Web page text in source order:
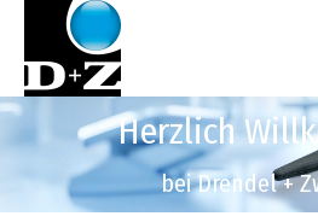
Herzlich
bei Drendel +